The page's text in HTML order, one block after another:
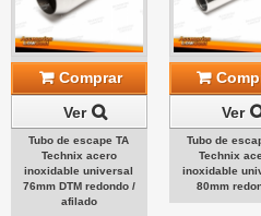
Comprar
Ver
Tubo de escape TA
Technix acero
inoxidable universal
76mm DTM redondo /
afilado
Ver
Tubo de
Technix
inoxidable
80mm